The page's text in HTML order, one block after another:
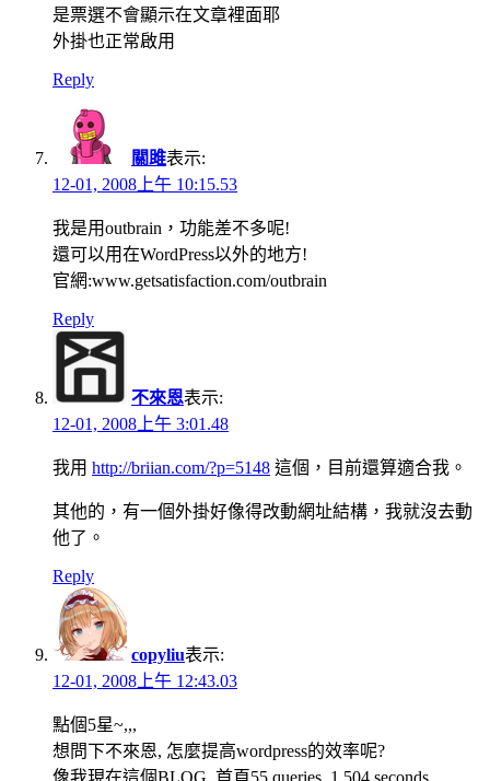
是票選不會顯示在文章裡面耶
外掛也正常啟用
Reply
關雎表示:
12-01, 2008上午 10:15.53
我是用outbrain，功能差不多呢!
還可以用在WordPress以外的地方!
官網:www.getsatisfaction.com/outbrain
Reply
不來恩表示:
12-01, 2008上午 3:01.48
我用 http://briian.com/?p=5148 這個，目前還算適合我。
其他的，有一個外掛好像得改動網址結構，我就沒去動
他了。
Reply
copyliu表示:
12-01, 2008上午 12:43.03
點個5星~,,,
想問下不來恩, 怎麼提高wordpress的效率呢?